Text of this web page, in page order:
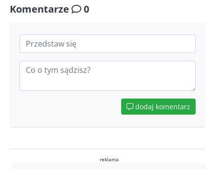
Komentarze 0
dodaj komentarz
reklama